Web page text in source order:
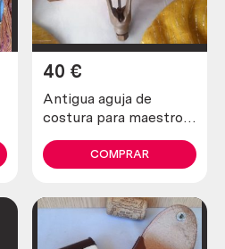
Antigua aguja de
costura para maestros
Años 30
40 €
COMPRAR